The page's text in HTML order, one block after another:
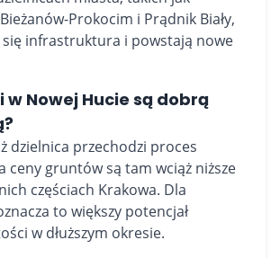
Prokocim i Prądnik Biały,
się infrastruktura i powstają nowe
w Nowej Hucie są dobrą
dzielnica przechodzi proces
ceny gruntów są tam wciąż niższe
częściach Krakowa. Dla
to większy potencjał
w dłuższym okresie.